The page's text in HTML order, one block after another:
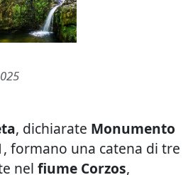
, dichiarate Monumento
formano una catena di tre
nel fiume Corzos,